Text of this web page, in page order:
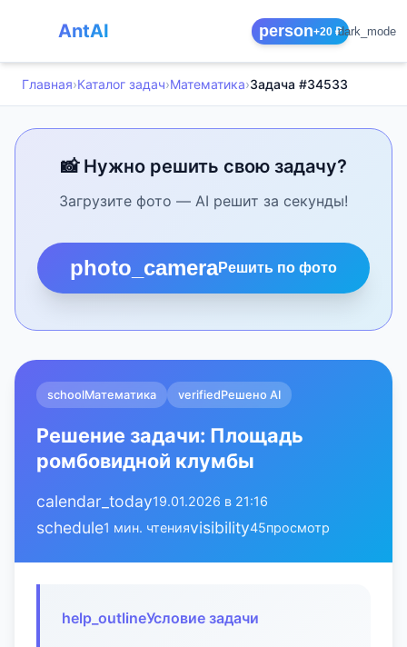
AntAI person+20 ₽dark_mode
Главная›Каталог задач›Математика›Задача #34533
📸 Нужно решить свою задачу?
Загрузите фото — AI решит за секунды!
photo_cameraРешить по фото
schoolМатематика verifiedРешено AI
Решение задачи: Площадь
ромбовидной клумбы
calendar_today19.01.2026 в 21:16
schedule1 мин. чтенияvisibility45просмотр
help_outlineУсловие задачи